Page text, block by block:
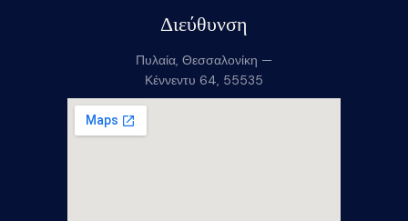
Διεύθυνση
Πυλαία, Θεσσαλονίκη —
Κέννεντυ 64, 55535